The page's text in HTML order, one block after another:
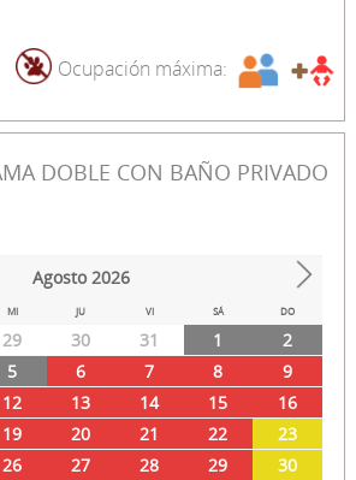
Ocupación máxima:
DOBLE CON BAÑO PRIVADO
Next
Agosto 2026
MI JU VI SÁ DO
29 30 31 1
2
5 6 7 8
9
12 13 14 15
16
19 20 21 22
23
26 27 28 29 30